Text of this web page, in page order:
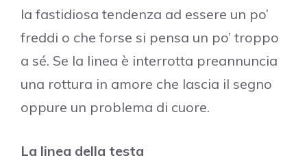
la fastidiosa tendenza ad essere un po’
freddi o che forse si pensa un po’ troppo
a sé. Se la linea è interrotta preannuncia
una rottura in amore che lascia il segno
oppure un problema di cuore.
La linea della testa